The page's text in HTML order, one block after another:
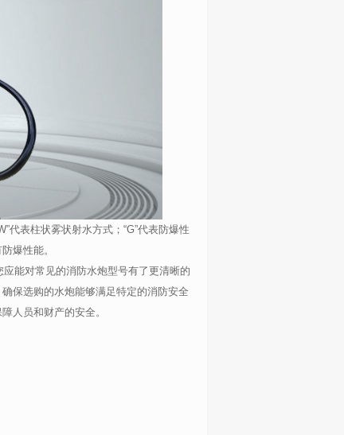
”代表柱状雾状射水方式；“G”代表防爆性
爆性能。
能对常见的消防水炮型号有了更清晰的
保选购的水炮能够满足特定的消防安全
人员和财产的安全。